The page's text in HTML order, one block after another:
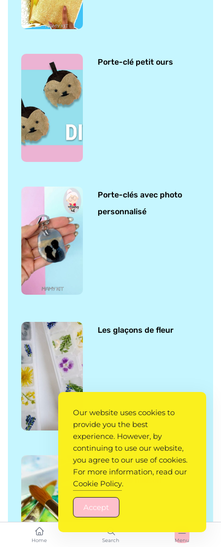
Home Search Menu
Porte-clé petit ours
Porte-clés avec photo
personnalisé
Les glaçons de fleur
Recette de la peinture
aquarelle maison
Our website uses cookies to
provide you the best
experience. However, by
continuing to use our website,
you agree to our use of cookies.
For more information, read our
Cookie Policy.
Accept